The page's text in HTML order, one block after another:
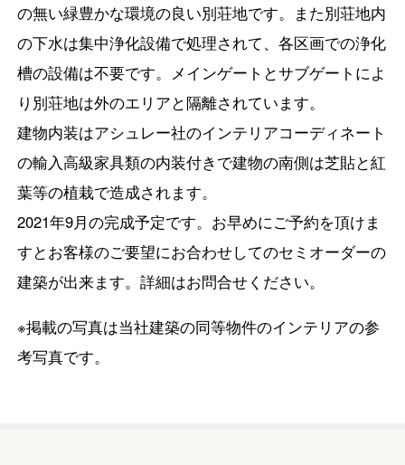
の無い緑豊かな環境の良い別荘地です。また別荘地内
の下水は集中浄化設備で処理されて、各区画での浄化
槽の設備は不要です。メインゲートとサブゲートによ
り別荘地は外のエリアと隔離されています。
建物内装はアシュレー社のインテリアコーディネート
の輸入高級家具類の内装付きで建物の南側は芝貼と紅
葉等の植栽で造成されます。
2021年9月の完成予定です。お早めにご予約を頂けま
すとお客様のご要望にお合わせしてのセミオーダーの
建築が出来ます。詳細はお問合せください。
※掲載の写真は当社建築の同等物件のインテリアの参
考写真です。